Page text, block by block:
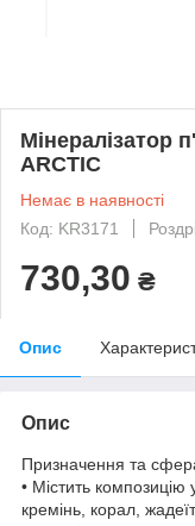
Мінералізатор
ARCTIC
Немає в наявності
Код: KR3171
730,30 ₴
Опис
Опис
Призначення та
• Містить композицію
кремінь, корал,